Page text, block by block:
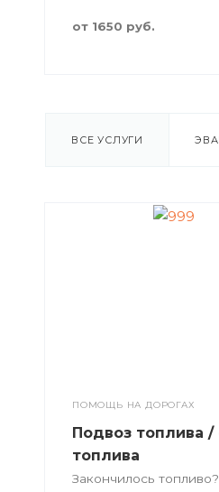
от 1650 руб.
ВСЕ УСЛУГИ
ПОМОЩЬ НА ДОРОГАХ
Подвоз топлива /
топлива
Закончилось топливо?